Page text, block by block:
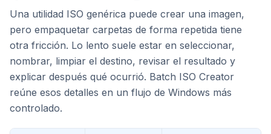
Una utilidad ISO genérica puede crear una imagen,
pero empaquetar carpetas de forma repetida tiene
otra fricción. Lo lento suele estar en seleccionar,
nombrar, limpiar el destino, revisar el resultado y
explicar después qué ocurrió. Batch ISO Creator
reúne esos detalles en un flujo de Windows más
controlado.